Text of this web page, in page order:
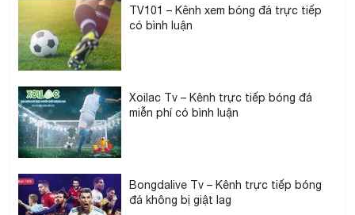
TV101 – Kênh xem bóng đá trực tiếp
có bình luận
Xoilac Tv – Kênh trực tiếp bóng đá
miễn phí có bình luận
Bongdalive Tv – Kênh trực tiếp bóng
đá không bị giật lag